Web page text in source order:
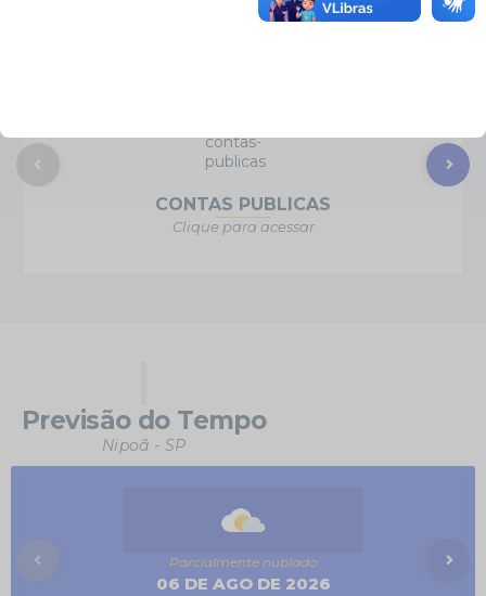
CONTAS PUBLICAS
Clique para acessar
Previsão do Tempo
Nipoã - SP
06 DE AGO DE 2026
Parcialmente nublado